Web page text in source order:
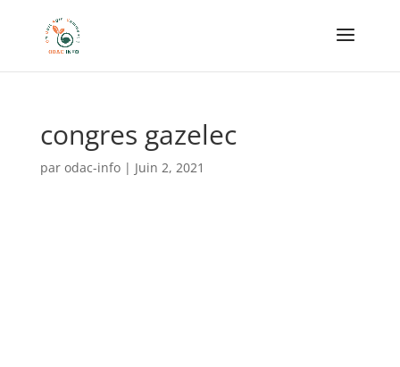
congres gazelec
par odac-info| Juin 2, 2021